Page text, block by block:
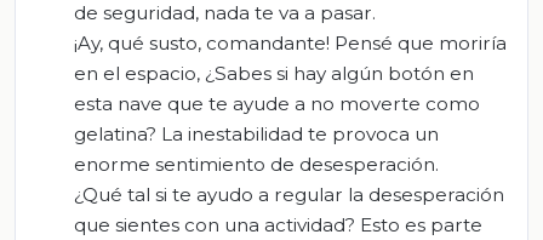
de seguridad, nada te va a pasar.
¡Ay, qué susto, comandante! Pensé que moriría
en el espacio, ¿Sabes si hay algún botón en
esta nave que te ayude a no moverte como
gelatina? La inestabilidad te provoca un
enorme sentimiento de desesperación.
¿Qué tal si te ayudo a regular la desesperación
que sientes con una actividad? Esto es parte